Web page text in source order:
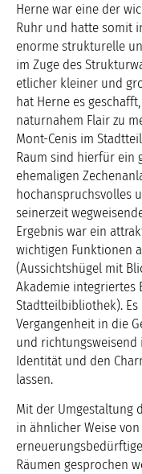
Herne war eine der
Ruhr und hatte somit
enorme strukturelle
im Zuge des
etlicher kleiner und
hat Herne es
naturnahem Flair zu
Mont-Cenis im
Raum sind hierfür ein
ehemaligen
hochanspruchsvolles
seinerzeit
Ergebnis war ein
wichtigen Funktionen
(Aussichtshügel mit
Akademie integriertes
Stadtteilbibliothek).
Vergangenheit in die
und
Identität und den
lassen.
Mit der Umgestaltung
in ähnlicher Weise
Räumen gesprochen